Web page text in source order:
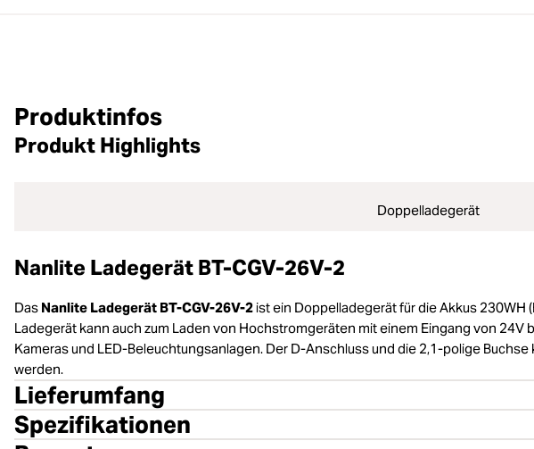
Produktinfos
Produkt Highlights
Doppelladegerät
Nanlite Ladegerät BT-CGV-26V-2
Das Nanlite Ladegerät BT-CGV-26V-2 ist ein Doppelladegerät für die Akkus 230WH
Ladegerät kann auch zum Laden von Hochstromgeräten mit einem Eingang von 24V
Kameras und LED-Beleuchtungsanlagen. Der D-Anschluss und die 2,1-polige
werden.
Lieferumfang
Spezifikationen